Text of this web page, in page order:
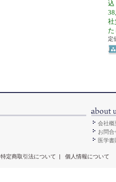
込
社
定
会社概
お問合
医学
特定商取引法について | 個人情報について